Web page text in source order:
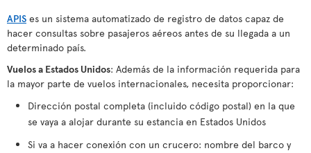
APIS es un sistema automatizado de registro de datos capaz de
hacer consultas sobre pasajeros aéreos antes de su llegada a un
determinado país.
Vuelos a Estados Unidos: Además de la información requerida para
la mayor parte de vuelos internacionales, necesita proporcionar:
Dirección postal completa (incluido código postal) en la que
se vaya a alojar durante su estancia en Estados Unidos
Si va a hacer conexión con un crucero: nombre del barco y